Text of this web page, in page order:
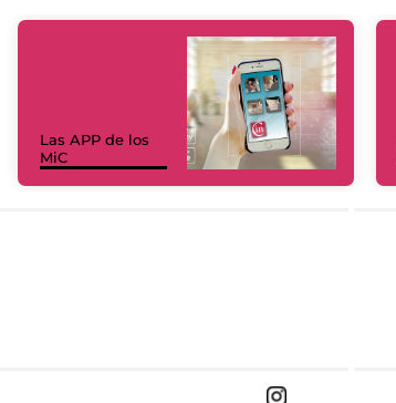
Las APP de los
MiC